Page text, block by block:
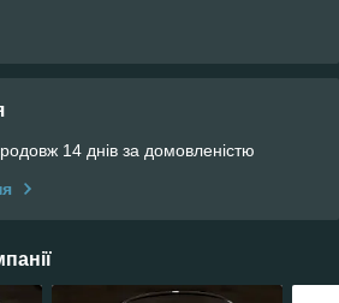
14 днів за домовленістю